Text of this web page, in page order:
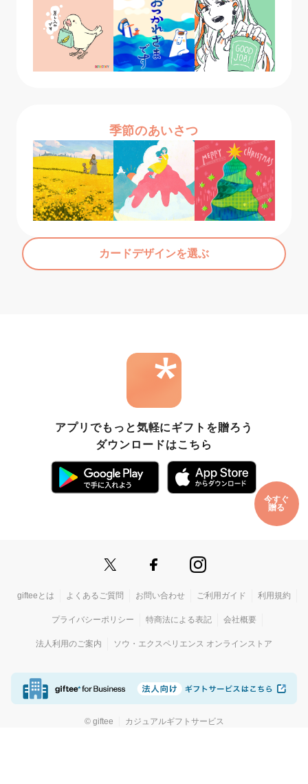
今すぐ
贈る
季節のあいさつ
カードデザインを選ぶ
アプリでもっと気軽にギフトを贈ろう
ダウンロードはこちら
gifteeとは よくあるご質問 お問い合わせ ご利用ガイド 利用規約
プライバシーポリシー 特商法による表記 会社概要
法人利用のご案内 ソウ・エクスペリエンス オンラインストア
© giftee カジュアルギフトサービス